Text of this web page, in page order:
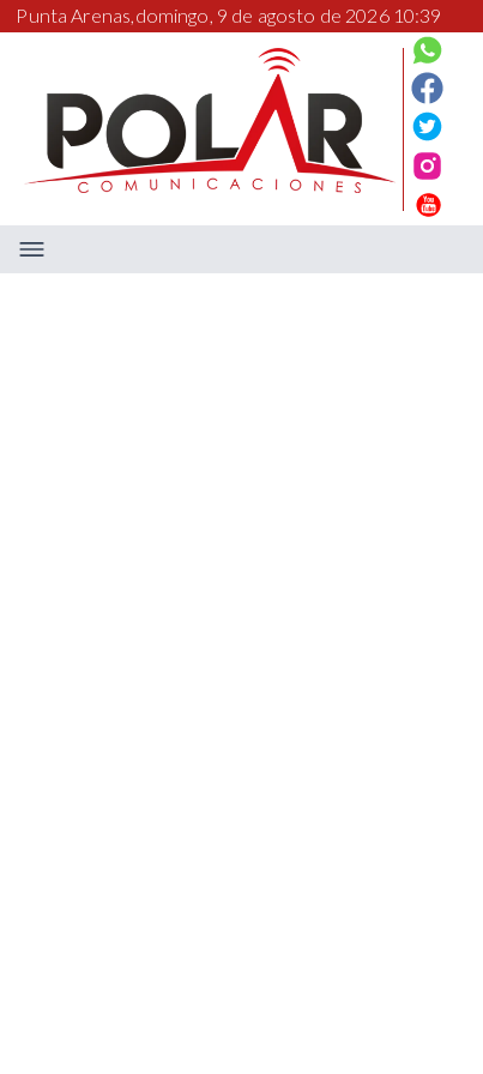
Punta Arenas,domingo, 9 de agosto de 2026 10:39